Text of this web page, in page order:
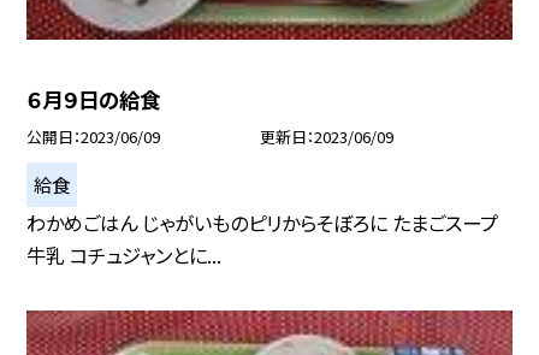
６月９日の給食
公開日 2023/06/09 更新日 2023/06/09
給食
わかめごはん じゃがいものピリからそぼろに たまごスープ
牛乳 コチュジャンとに...